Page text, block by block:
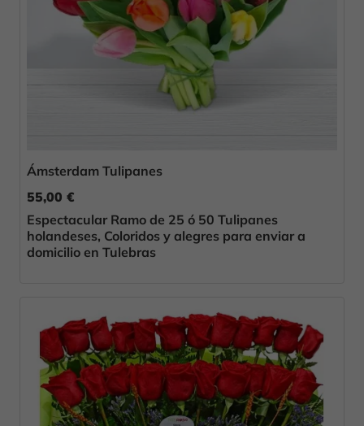
Ámsterdam Tulipanes
55,00 €
Espectacular Ramo de 25 ó 50 Tulipanes
holandeses, Coloridos y alegres para enviar a
domicilio en Tulebras